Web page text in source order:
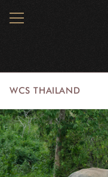
MENU
WCS THAILAND